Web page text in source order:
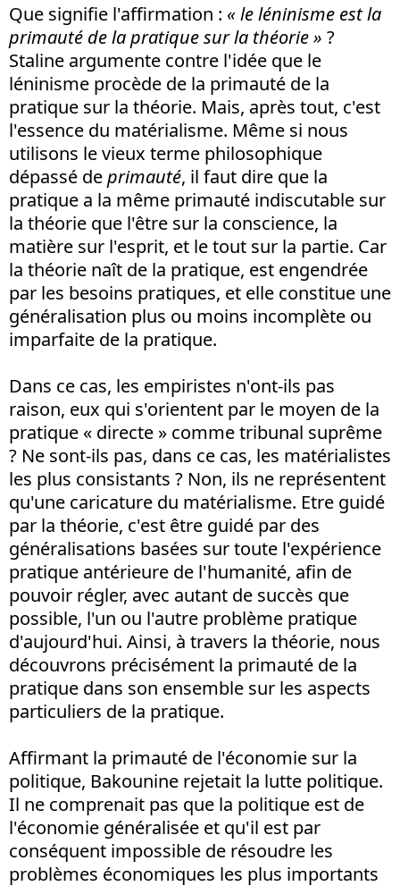
Que signifie l'affirmation : « le léninisme est la
primauté de la pratique sur la théorie » ?
Staline argumente contre l'idée que le
léninisme procède de la primauté de la
pratique sur la théorie. Mais, après tout, c'est
l'essence du matérialisme. Même si nous
utilisons le vieux terme philosophique
dépassé deprimauté, il faut dire que la
pratique a la même primauté indiscutable sur
la théorie que l'être sur la conscience, la
matière sur l'esprit, et le tout sur la partie. Car
la théorie naît de la pratique, est engendrée
par les besoins pratiques, et elle constitue une
généralisation plus ou moins incomplète ou
imparfaite de la pratique.
Dans ce cas, les empiristes n'ont-ils pas
raison, eux qui s'orientent par le moyen de la
pratique « directe » comme tribunal suprême
? Ne sont-ils pas, dans ce cas, les matérialistes
les plus consistants ? Non, ils ne représentent
qu'une caricature du matérialisme. Etre guidé
par la théorie, c'est être guidé par des
généralisations basées sur toute l'expérience
pratique antérieure de l'humanité, afin de
pouvoir régler, avec autant de succès que
possible, l'un ou l'autre problème pratique
d'aujourd'hui. Ainsi, à travers la théorie, nous
découvrons précisément la primauté de la
pratique dans son ensemble sur les aspects
particuliers de la pratique.
Affirmant la primauté de l'économie sur la
politique, Bakounine rejetait la lutte politique.
Il ne comprenait pas que la politique est de
l'économie généralisée et qu'il est par
conséquent impossible de résoudre les
problèmes économiques les plus importants